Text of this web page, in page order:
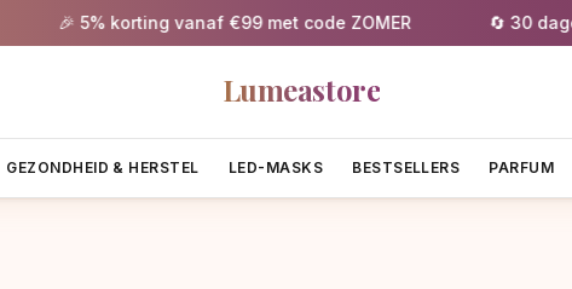
🎉 5% korting vanaf €99 met code ZOMER 🔄 30 dagen
Lumeastore
GEZONDHEID & HERSTEL LED-MASKS BESTSELLERS PARFUM